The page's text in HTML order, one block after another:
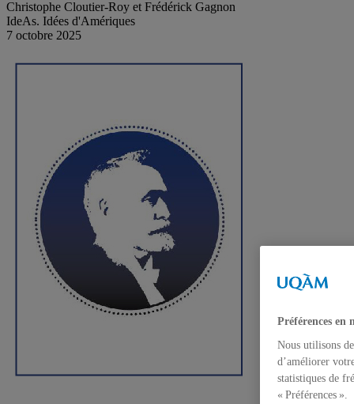
Christophe Cloutier-Roy et Frédérick Gagnon
IdeAs. Idées d'Amériques
7 octobre 2025
Préférences en
Nous utilisons
d’améliorer
statistiques de
« Préférences ».